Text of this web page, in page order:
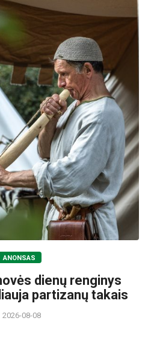
ANONSAS
dienų renginys
partizanų takais
2026-08-08